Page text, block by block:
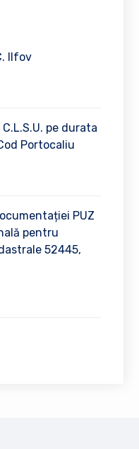
Ilfov
pe durata
Portocaliu
PUZ
pentru
52445,